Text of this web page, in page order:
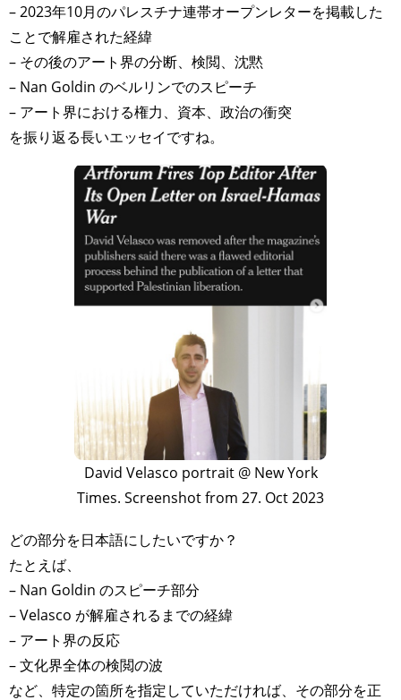
– 2023年10月のパレスチナ連帯オープンレターを掲載した
ことで解雇された経緯
– その後のアート界の分断、検閲、沈黙
– Nan Goldin のベルリンでのスピーチ
– アート界における権力、資本、政治の衝突
を振り返る長いエッセイですね。
David Velasco portrait @ New York
Times. Screenshot from 27. Oct 2023
どの部分を日本語にしたいですか？
たとえば、
– Nan Goldin のスピーチ部分
– Velasco が解雇されるまでの経緯
– アート界の反応
– 文化界全体の検閲の波
など、特定の箇所を指定していただければ、その部分を正